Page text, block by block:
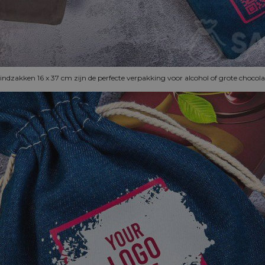
16 x 37 cm zijn de perfecte verpakking voor alcohol of grote